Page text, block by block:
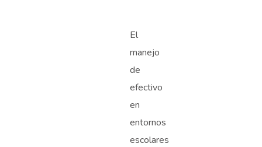
El
manejo
de
efectivo
en
entornos
escolares